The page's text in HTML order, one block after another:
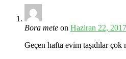
Bora mete on Haziran 22,
Geçen hafta evim taşıdılar